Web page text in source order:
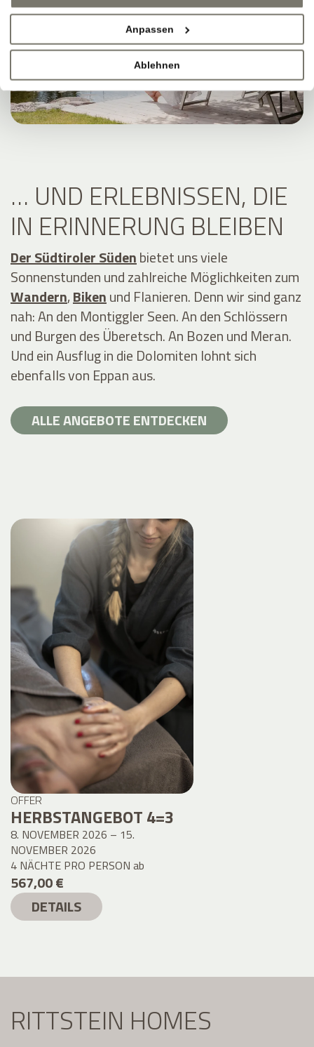
Anpassen
Ablehnen
… UND ERLEBNISSEN, DIE
IN ERINNERUNG BLEIBEN
Der Südtiroler Südenbietet uns viele
Sonnenstunden und zahlreiche Möglichkeiten zum
Wandern,Bikenund Flanieren. Denn wir sind ganz
nah: An den Montiggler Seen. An den Schlössern
und Burgen des Überetsch. An Bozen und Meran.
Und ein Ausflug in die Dolomiten lohnt sich
ebenfalls von Eppan aus.
ALLE ANGEBOTE ENTDECKEN
OFFER
HERBSTANGEBOT 4=3
8. NOVEMBER 2026 – 15.
NOVEMBER 2026
4 NÄCHTE PRO PERSON ab
567,00 €
DETAILS
RITTSTEIN HOMES